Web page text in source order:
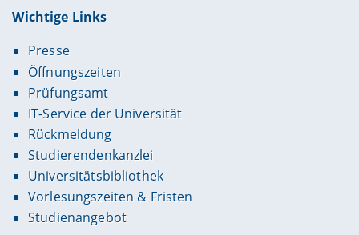
Wichtige Links
Presse
Öffnungszeiten
Prüfungsamt
IT-Service der Universität
Rückmeldung
Studierendenkanzlei
Universitätsbibliothek
Vorlesungszeiten & Fristen
Studienangebot